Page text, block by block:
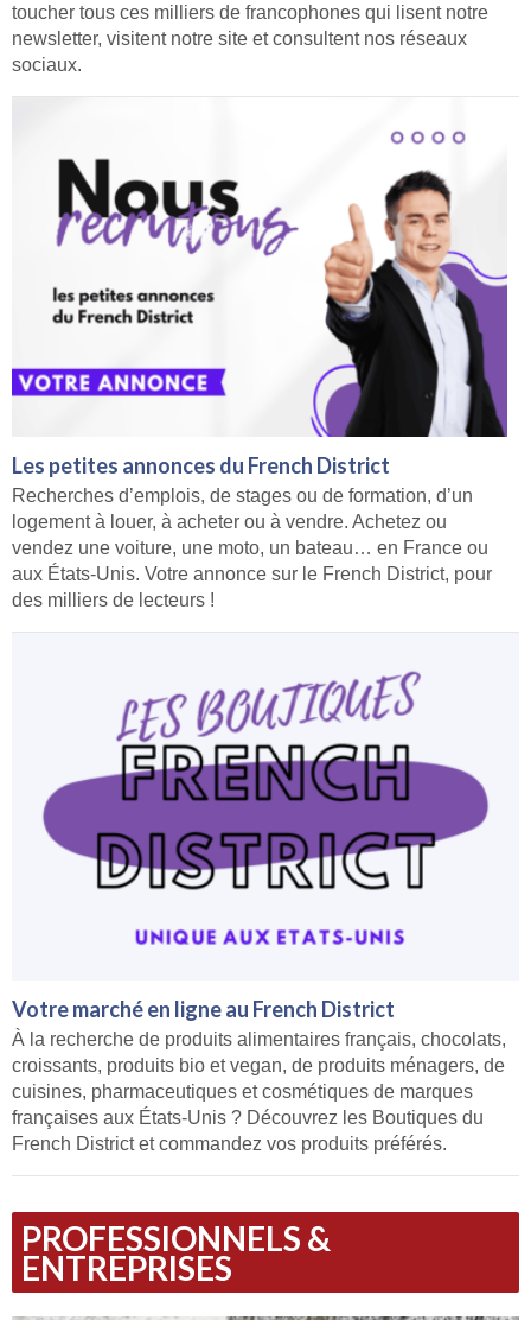
toucher tous ces milliers de francophones qui lisent notre
newsletter, visitent notre site et consultent nos réseaux
sociaux.
Les petites annonces du French District
Recherches d’emplois, de stages ou de formation, d’un
logement à louer, à acheter ou à vendre. Achetez ou
vendez une voiture, une moto, un bateau… en France ou
aux États-Unis. Votre annonce sur le French District, pour
des milliers de lecteurs !
Votre marché en ligne au French District
À la recherche de produits alimentaires français, chocolats,
croissants, produits bio et vegan, de produits ménagers, de
cuisines, pharmaceutiques et cosmétiques de marques
françaises aux États-Unis ? Découvrez les Boutiques du
French District et commandez vos produits préférés.
PROFESSIONNELS &
ENTREPRISES